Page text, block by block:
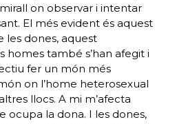
on observar i intentar
El més evident és aquest
les dones, aquest
homes també s’han afegit i
fer un món més
on l’home heterosexual
llocs. A mi m’afecta
ocupa la dona. I les dones,